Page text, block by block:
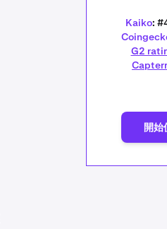
Kaiko:
G2
開始